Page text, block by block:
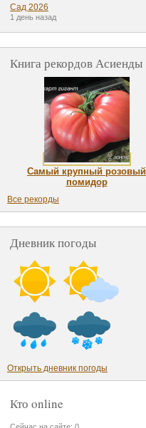
Сад 2026
1 день назад
Книга рекордов Асиенды
Самый крупный розовый
помидор
Все рекорды
Дневник погоды
Открыть дневник погоды
Кто online